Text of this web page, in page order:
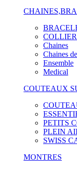
Chaines
Chaines
Ensemble
Medical
COUTEAUX
PETITS
PLEIN
SWISS
MONTRES